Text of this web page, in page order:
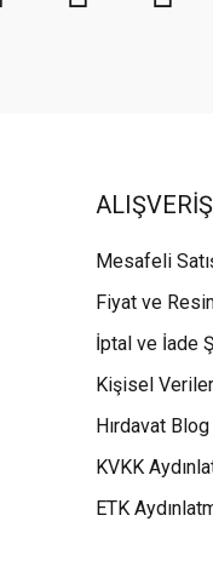
ALIŞVERİŞ
Mesafeli
Fiyat ve
İptal ve İade
Kişisel
Hırdavat Blog
KVKK
ETK